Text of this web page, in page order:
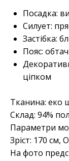
Посадка:
Силует:
Застібка:
Пояс:
ціпком
Тканина: еко
Склад: 94%
Параметри
Зріст: 170 см,
На фото